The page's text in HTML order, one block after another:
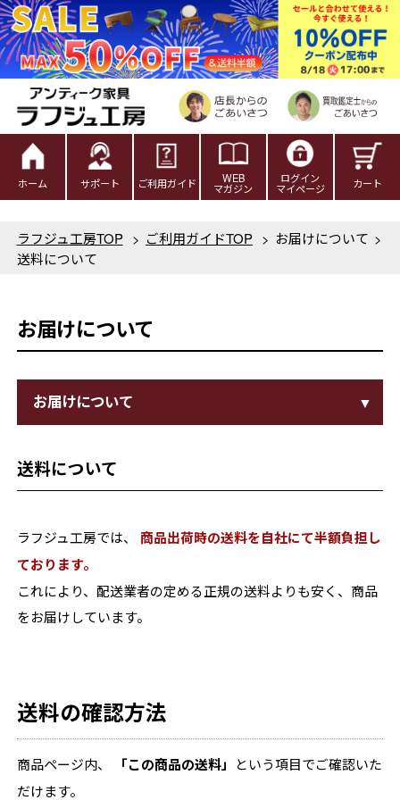
ホーム サポート ご利用ガイド WEB
マガジン
ログイン
マイページ カート
ラフジュ工房TOP > ご利用ガイドTOP > お届けについて >
送料について
お届けについて
お届けについて
送料について
ラフジュ工房では、 商品出荷時の送料を自社にて半額負担し
ております。
これにより、配送業者の定める正規の送料よりも安く、商品
をお届けしています。
送料の確認方法
商品ページ内、 「この商品の送料」
という項目でご確認いた
だけます。